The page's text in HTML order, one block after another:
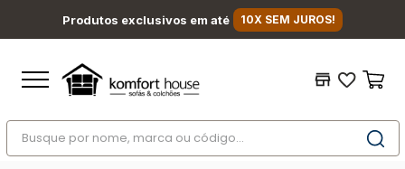
Produtos exclusivos em até 10X SEM JUROS!
Busque por nome, marca ou código...